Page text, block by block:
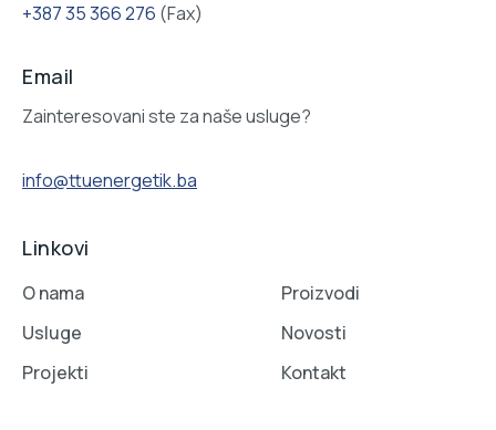
+387 35 366 276 (Fax)
Email
Zainteresovani ste za naše usluge?
info@ttuenergetik.ba
Linkovi
O nama
Usluge
Projekti
Proizvodi
Novosti
Kontakt